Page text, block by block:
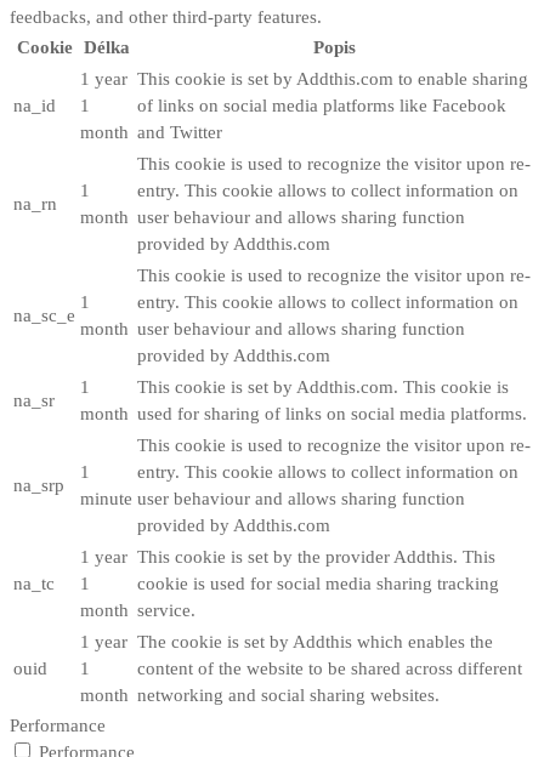
feedbacks, and other third-party features.
Cookie Délka Popis
na_id
1 year
1
month
This cookie is set by Addthis.com to enable sharing
of links on social media platforms like Facebook
and Twitter
na_rn
1
month
This cookie is used to recognize the visitor upon re-
entry. This cookie allows to collect information on
user behaviour and allows sharing function
provided by Addthis.com
na_sc_e
1
month
This cookie is used to recognize the visitor upon re-
entry. This cookie allows to collect information on
user behaviour and allows sharing function
provided by Addthis.com
na_sr
1
month
This cookie is set by Addthis.com. This cookie is
used for sharing of links on social media platforms.
na_srp
1
minute
This cookie is used to recognize the visitor upon re-
entry. This cookie allows to collect information on
user behaviour and allows sharing function
provided by Addthis.com
na_tc
1 year
1
month
This cookie is set by the provider Addthis. This
cookie is used for social media sharing tracking
service.
ouid
1 year
1
month
The cookie is set by Addthis which enables the
content of the website to be shared across different
networking and social sharing websites.
Performance
Performance